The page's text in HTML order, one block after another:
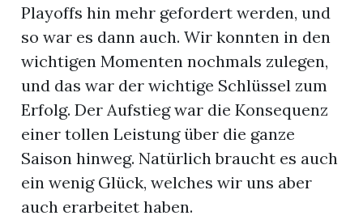
Playoffs hin mehr gefordert werden, und
so war es dann auch. Wir konnten in den
wichtigen Momenten nochmals zulegen,
und das war der wichtige Schlüssel zum
Erfolg. Der Aufstieg war die Konsequenz
einer tollen Leistung über die ganze
Saison hinweg. Natürlich braucht es auch
ein wenig Glück, welches wir uns aber
auch erarbeitet haben.